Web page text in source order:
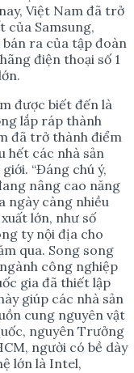
Việt Nam đã trở
của Samsung,
ra của tập đoàn
điện thoại số 1
được biết đến là
lắp ráp thành
đã trở thành điểm
hết các nhà sản
“Đáng chú ý,
nâng cao năng
ngày càng nhiều
lớn, như số
ty nội địa cho
qua. Song song
công nghiệp
gia đã thiết lập
giúp các nhà sản
cung nguyên vật
nguyên Trưởng
người có bề dày
lớn là Intel,